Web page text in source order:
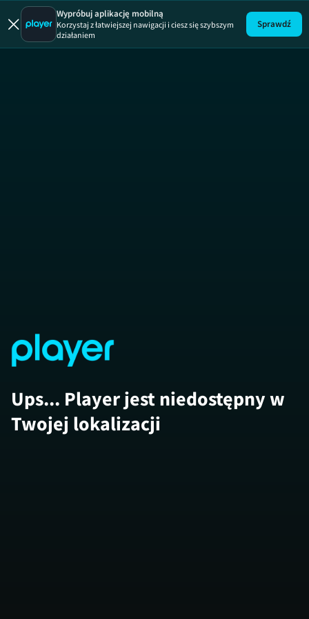
40 kontra 20
Wypróbuj aplikację mobilną
Korzystaj z łatwiejszej nawigacji i ciesz się szybszym
działaniem
Sprawdź
Ups... Player jest niedostępny w
Twojej lokalizacji